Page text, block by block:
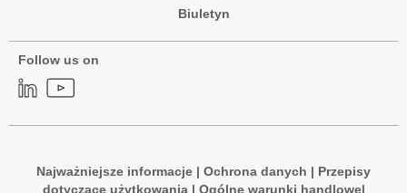
Biuletyn
Follow us on
Najważniejsze informacje | Ochrona danych | Przepisy
dotyczące użytkowania| Ogólne warunki handlowe|